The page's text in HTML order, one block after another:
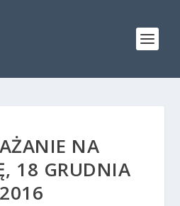
NA
18 GRUDNIA
2016